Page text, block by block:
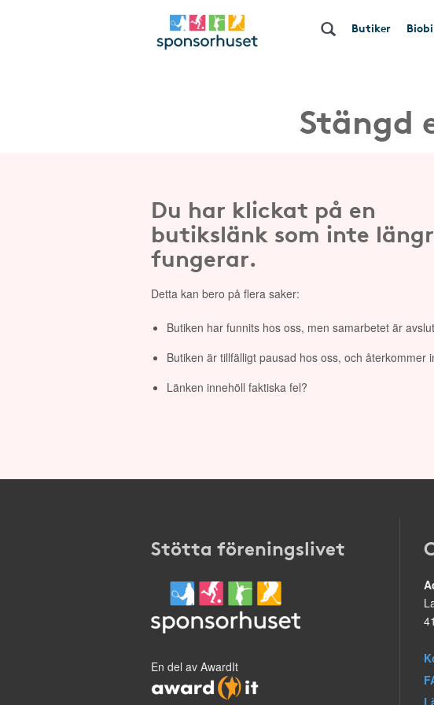
Butiker
Stängd
Du har klickat på en
butikslänk som inte
fungerar.
Detta kan bero på flera saker:
Butiken har funnits hos oss, men samarbetet är
Butiken är tillfälligt pausad hos oss, och återkommer
Länken innehöll faktiska fel?
Stötta föreningslivet
En del av AwardIt